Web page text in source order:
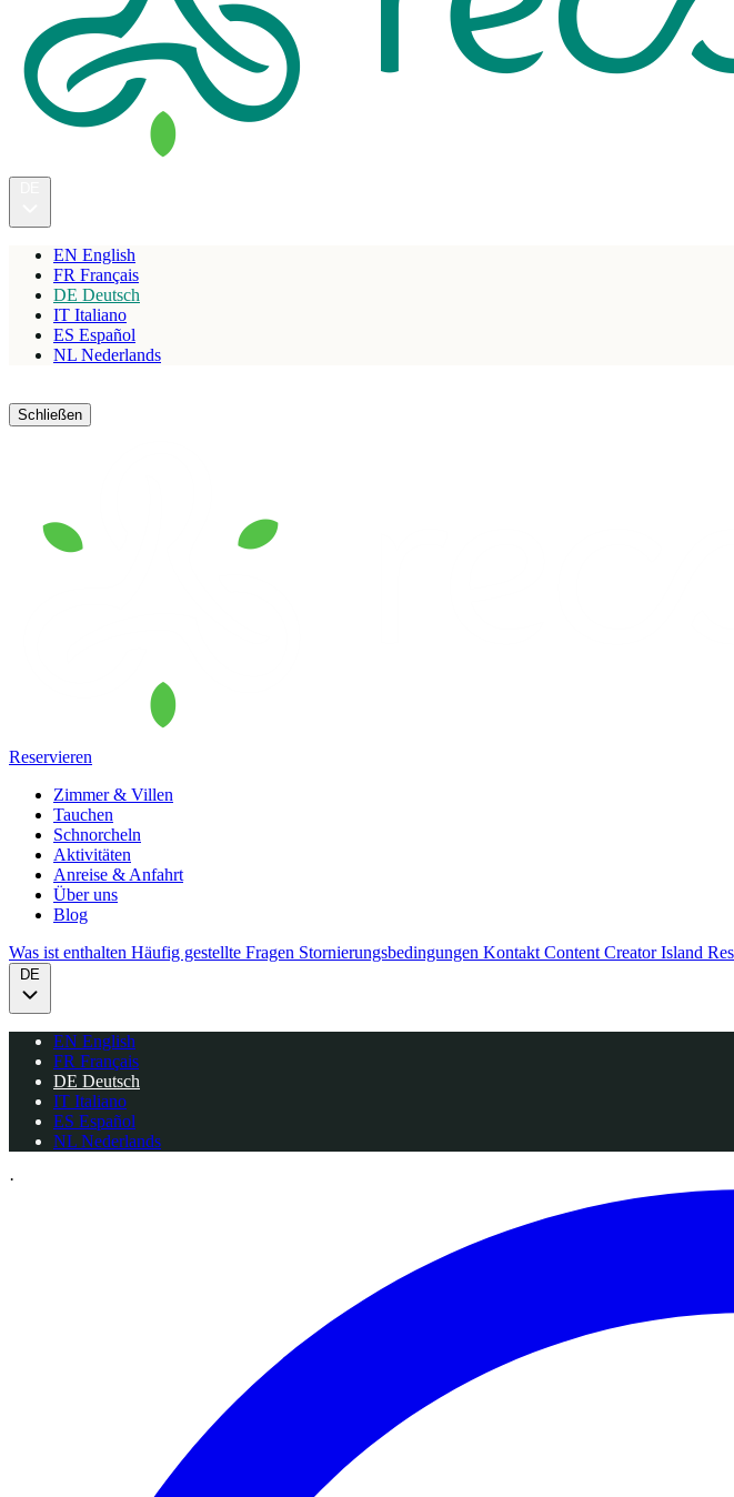
EN English
FR Français
DE Deutsch
IT Italiano
ES Español
NL Nederlands
Schließen
Reservieren
Zimmer & Villen
Tauchen
Schnorcheln
Aktivitäten
Anreise & Anfahrt
Über uns
Blog
Was ist enthalten Häufig gestellte Fragen Stornierungsbedingungen Kontakt Content CreatorIsland
DE
EN English
FR Français
DE Deutsch
IT Italiano
ES Español
NL Nederlands
·